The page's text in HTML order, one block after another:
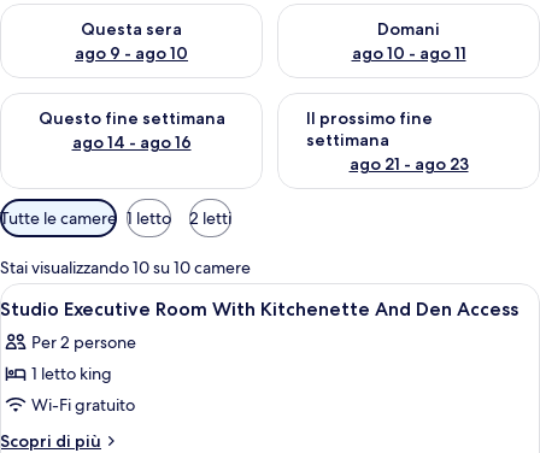
Questa sera
ago 9 - ago 10
Verifica la disponibilità per questa sera, ago 9 - ago 10
Domani
ago 10 - ago 11
Verifica la disponibilità per
Questo fine settimana
ago 14 - ago 16
Verifica la disponibilità per questo fine settimana, ago 14 -
Il prossimo fine
settimana
ago 21 - ago 23
Verifica la disponibilità per il
Filtri
disponibili
per
le
camere
Tutte le camere 1 letto 2 letti
Stai visualizzando 10 su 10 camere
Apri
tutte
le
foto
per
Studio
Una cassaforte in camera, una
7
Studio Executive Room With Kitchenette And Den Access
Per 2 persone
1 letto king
Wi-Fi gratuito
Scopri di più
Altri